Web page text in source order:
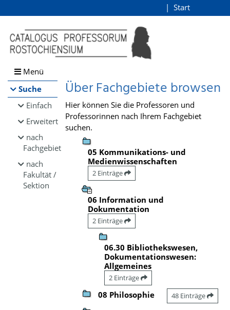
Browsen
direkt zum Inhalt
Start
Menü
Suche
Einfach
Erweitert
nach
Fachgebiet
nach
Fakultät /
Sektion
Über Fachgebiete browsen
Hier können Sie die Professoren und
Professorinnen nach Ihrem Fachgebiet
suchen.
05 Kommunikations- und
Medienwissenschaften
2 Einträge
06 Information und
Dokumentation
2 Einträge
06.30 Bibliothekswesen,
Dokumentationswesen:
Allgemeines
2 Einträge
08 Philosophie 48 Einträge